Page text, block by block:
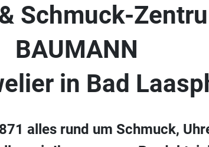
Schmuck-
BAUMANN
in Bad
alles rund um Schmuck,